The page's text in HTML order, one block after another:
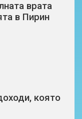
врата
в Пирин
която